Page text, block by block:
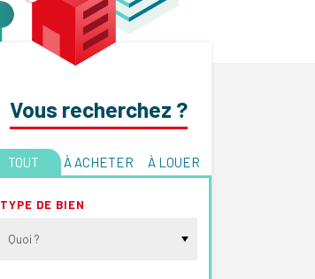
Vous recherchez ?
TOUT À ACHETER À LOUER
TYPE DE BIEN
Quoi ?